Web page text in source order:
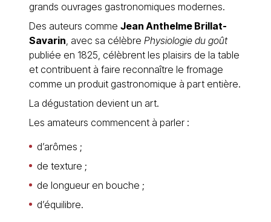
grands ouvrages gastronomiques modernes.
Des auteurs comme Jean Anthelme Brillat-
Savarin, avec sa célèbre Physiologie du goût
publiée en 1825, célèbrent les plaisirs de la table
et contribuent à faire reconnaître le fromage
comme un produit gastronomique à part entière.
La dégustation devient un art.
Les amateurs commencent à parler :
d’arômes ;
de texture ;
de longueur en bouche ;
d’équilibre.